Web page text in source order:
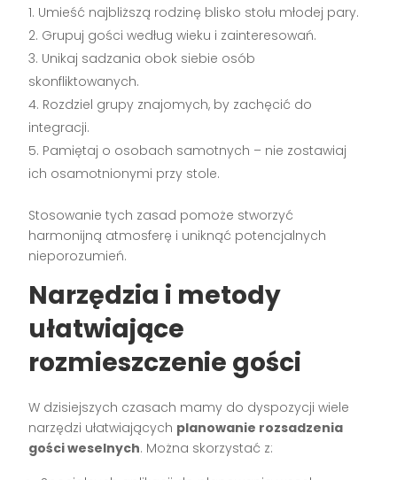
Umieść najbliższą rodzinę blisko stołu młodej pary.
Grupuj gości według wieku i zainteresowań.
Unikaj sadzania obok siebie osób
skonfliktowanych.
Rozdziel grupy znajomych, by zachęcić do
integracji.
Pamiętaj o osobach samotnych – nie zostawiaj
ich osamotnionymi przy stole.
Stosowanie tych zasad pomoże stworzyć
harmonijną atmosferę i uniknąć potencjalnych
nieporozumień.
Narzędzia i metody
ułatwiające
rozmieszczenie gości
W dzisiejszych czasach mamy do dyspozycji wiele
narzędzi ułatwiających planowanie rozsadzenia
gości weselnych. Można skorzystać z: